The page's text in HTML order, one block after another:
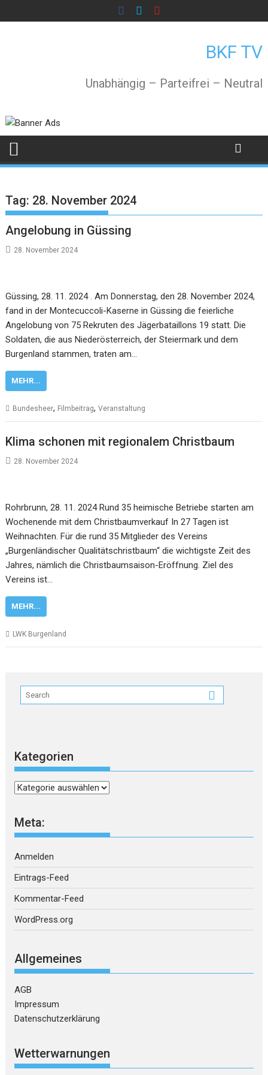
to
BKF TV
Unabhängig – Parteifrei – Neutral
Tag: 28. November 2024
Angelobung in Güssing
28. November 2024
Güssing, 28. 11. 2024 . Am Donnerstag, den 28. November 2024,
fand in der Montecuccoli-Kaserne in Güssing die feierliche
Angelobung von 75 Rekruten des Jägerbataillons 19 statt. Die
Soldaten, die aus Niederösterreich, der Steiermark und dem
Burgenland stammen, traten am…
MEHR...
Bundesheer, Filmbeitrag,Veranstaltung
Klima schonen mit regionalem Christbaum
28. November 2024
Rohrbrunn, 28. 11. 2024 Rund 35 heimische Betriebe starten am
Wochenende mit dem Christbaumverkauf In 27 Tagen ist
Weihnachten. Für die rund 35 Mitglieder des Vereins
„Burgenländischer Qualitätschristbaum“ die wichtigste Zeit des
Jahres, nämlich die Christbaumsaison-Eröffnung. Ziel des
Vereins ist…
MEHR...
LWK Burgenland
Kategorien
Kategorien
Meta:
Anmelden
Eintrags-Feed
Kommentar-Feed
WordPress.org
Allgemeines
AGB
Impressum
Datenschutzerklärung
Wetterwarnungen